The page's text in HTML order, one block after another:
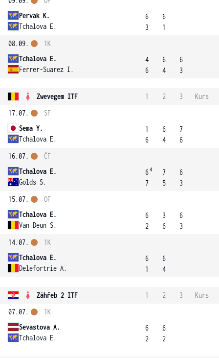
Pervak K.
Tchalova E.
6
3
6
1
08.09.
Tchalova E.
Ferrer-Suarez I.
1K
4
6
6
4
6
3
Zwevegem ITF 1 2 3
Kurs
17.07.
Sema Y.
Tchalova E.
SF
1
6
6
4
7
6
16.07.
Tchalova E.
Golds S.
ČF
64
7
7
5
6
3
15.07.
Tchalova E.
Van Deun S.
OF
6
2
3
6
6
3
14.07.
Tchalova E.
Delefortrie A.
1K
6
1
6
4
Záhřeb 2 ITF 1 2 3
Kurs
07.07.
Sevastova A.
Tchalova E.
1K
6
2
6
2